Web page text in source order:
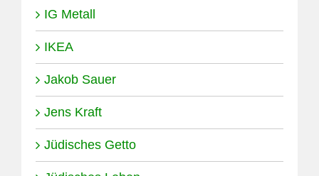
IG Metall
IKEA
Jakob Sauer
Jens Kraft
Jüdisches Getto